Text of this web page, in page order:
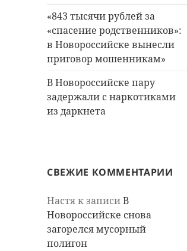
«843 тысячи рублей за
«спасение родственников»:
в Новороссийске вынесли
приговор мошенникам»
В Новороссийске пару
задержали с наркотиками
из даркнета
СВЕЖИЕ КОММЕНТАРИИ
Настяк записиВ
Новороссийске снова
загорелся мусорный
полигон